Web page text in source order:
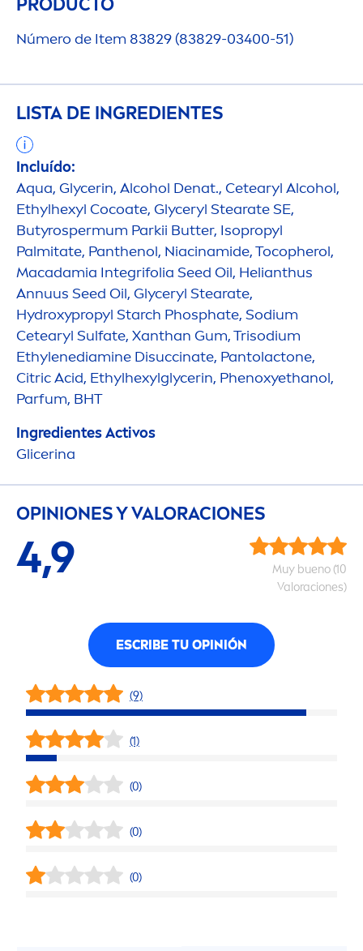
PRODUCTO
Número de Item 83829 (83829-03400-51)
LISTA DE INGREDIENTES
Incluído:
Aqua, Glycerin, Alcohol Denat., Cetearyl Alcohol,
Ethylhexyl Cocoate, Glyceryl Stearate SE,
Butyrospermum Parkii Butter, Isopropyl
Palmitate, Panthenol, Niacinamide, Tocopherol,
Macadamia Integrifolia Seed Oil, Helianthus
Annuus Seed Oil, Glyceryl Stearate,
Hydroxypropyl Starch Phosphate, Sodium
Cetearyl Sulfate, Xanthan Gum, Trisodium
Ethylenediamine Disuccinate, Pantolactone,
Citric Acid, Ethylhexylglycerin, Phenoxyethanol,
Parfum, BHT
Ingredientes Activos
Glicerina
OPINIONES Y VALORACIONES
4,9
Muy bueno (10
Valoraciones)
ESCRIBE TU OPINIÓN
(9)
(1)
(0)
(0)
(0)